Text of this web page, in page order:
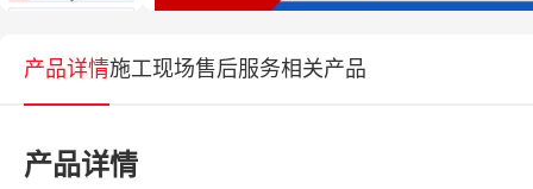
产品详情施工现场售后服务相关产品
产品详情